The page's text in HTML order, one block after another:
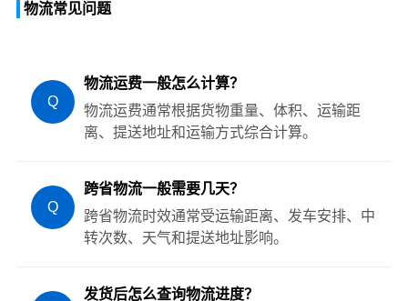
物流常见问题
Q
物流运费一般怎么计算？
物流运费通常根据货物重量、体积、运输距
离、提送地址和运输方式综合计算。
Q
跨省物流一般需要几天？
跨省物流时效通常受运输距离、发车安排、中
转次数、天气和提送地址影响。
发货后怎么查询物流进度？